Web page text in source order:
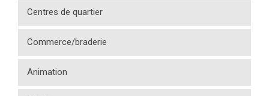
Centres de quartier
Commerce/braderie
Animation